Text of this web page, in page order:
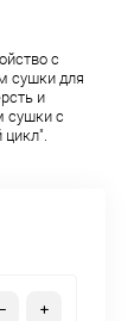
с
сушки для
и
сушки с